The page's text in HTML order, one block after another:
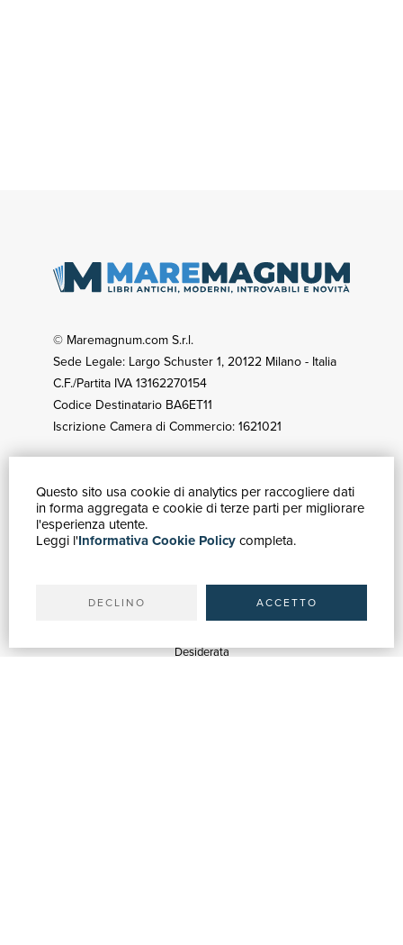
Questo sito usa cookie di analytics per raccogliere dati
in forma aggregata e cookie di terze parti per migliorare
l'esperienza utente.
Leggi l'Informativa Cookie Policycompleta.
DECLINO ACCETTO
© Maremagnum.com S.r.l.
Sede Legale: Largo Schuster 1, 20122 Milano - Italia
C.F./Partita IVA 13162270154
Codice Destinatario BA6ET11
Iscrizione Camera di Commercio: 1621021
GUIDA ACQUISTI
Catalogo
Ricerca avanzata
Spedizioni
Desiderata